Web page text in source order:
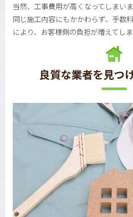
当然、工事費用が高くなってしまいま
同じ施工内容にもかかわらず、手数
により、お客様側の負担が増えてし
良質な業者を見つ